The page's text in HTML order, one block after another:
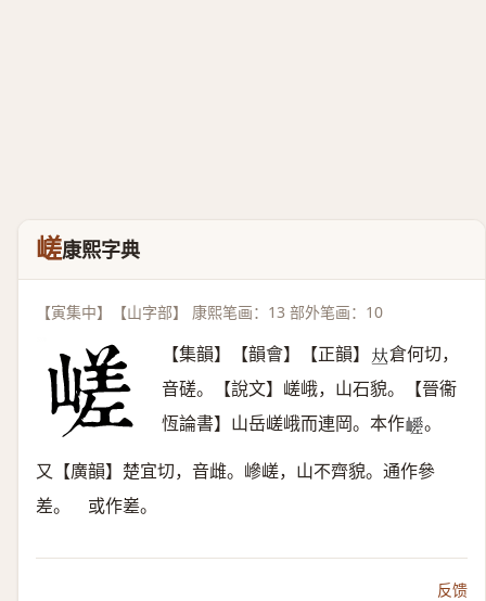
嵯康熙字典
【寅集中】【山字部】 康熙笔画：13 部外笔画：10
【集韻】【韻會】【正韻】 𠀤倉何切，
音磋。【說文】嵯峨，山石貌。【晉衞
恆論書】山岳嵯峨而連岡。本作𡾑 。
又【廣韻】楚宜切，音雌。㠁嵯，山不齊貌。通作參
差。 或作嵳。
反馈